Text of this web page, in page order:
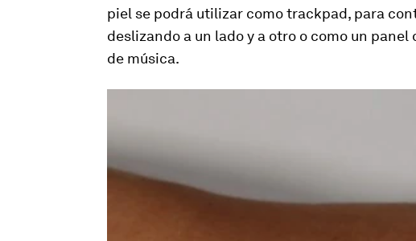
piel se podrá utilizar como trackpad, para
deslizando a un lado y a otro o como un
de música.